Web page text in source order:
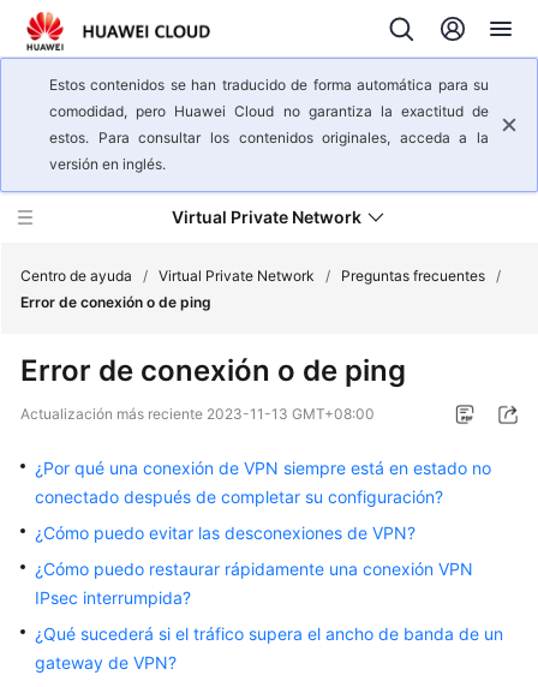
Estos contenidos se han traducido de forma automática para su
comodidad, pero Huawei Cloud no garantiza la exactitud de
estos. Para consultar los contenidos originales, acceda a la
versión en inglés.
Virtual Private Network
general
del
Guía
del
Preguntas
Centro de ayuda / Virtual Private Network / Preguntas frecuentes /
Error de conexión o de ping
Error de conexión o de ping
Actualización más reciente 2023-11-13 GMT+08:00
¿Por qué una conexión de VPN siempre está en estado no
conectado después de completar su configuración?
¿Cómo puedo evitar las desconexiones de VPN?
¿Cómo puedo restaurar rápidamente una conexión VPN
IPsec interrumpida?
¿Qué sucederá si el tráfico supera el ancho de banda de un
gateway de VPN?